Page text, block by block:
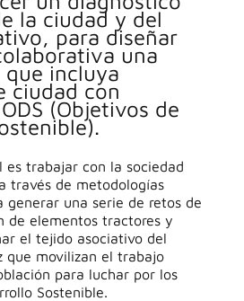
la ciudad y del
para diseñar
una
incluya
ciudad con
(Objetivos de
es trabajar con la sociedad
través de metodologías
generar una serie de retos de
de elementos tractores y
el tejido asociativo del
que movilizan el trabajo
para luchar por los
Sostenible.